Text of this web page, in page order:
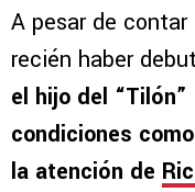
A pesar de
recién haber
el hijo del
condiciones
la atención de